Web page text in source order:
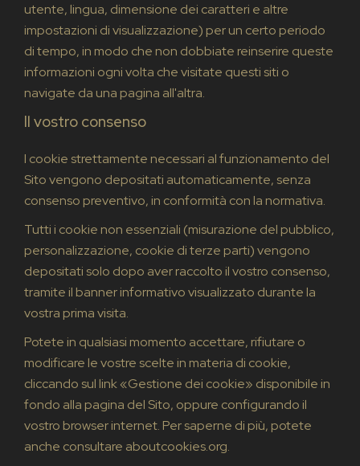
utente, lingua, dimensione dei caratteri e altre
impostazioni di visualizzazione) per un certo periodo
di tempo, in modo che non dobbiate reinserire queste
informazioni ogni volta che visitate questi siti o
navigate da una pagina all'altra.
Il vostro consenso
I cookie strettamente necessari al funzionamento del
Sito vengono depositati automaticamente, senza
consenso preventivo, in conformità con la normativa.
Tutti i cookie non essenziali (misurazione del pubblico,
personalizzazione, cookie di terze parti) vengono
depositati solo dopo aver raccolto il vostro consenso,
tramite il banner informativo visualizzato durante la
vostra prima visita.
Potete in qualsiasi momento accettare, rifiutare o
modificare le vostre scelte in materia di cookie,
cliccando sul link «Gestione dei cookie» disponibile in
fondo alla pagina del Sito, oppure configurando il
vostro browser internet. Per saperne di più, potete
anche consultare aboutcookies.org.